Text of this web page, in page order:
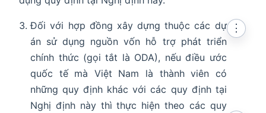
Đối với hợp đồng xây dựng thuộc các dự
án sử dụng nguồn vốn hỗ trợ phát triển
chính thức (gọi tắt là ODA), nếu điều ước
quốc tế mà Việt Nam là thành viên có
những quy định khác với các quy định tại
Nghị định này thì thực hiện theo các quy
⋮